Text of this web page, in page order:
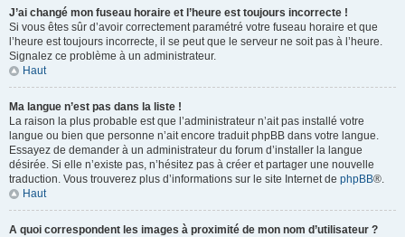
J’ai changé mon fuseau horaire et l’heure est toujours incorrecte !
Si vous êtes sûr d’avoir correctement paramétré votre fuseau horaire et que
l’heure est toujours incorrecte, il se peut que le serveur ne soit pas à l’heure.
Signalez ce problème à un administrateur.
Haut
Ma langue n’est pas dans la liste !
La raison la plus probable est que l’administrateur n’ait pas installé votre
langue ou bien que personne n’ait encore traduit phpBB dans votre langue.
Essayez de demander à un administrateur du forum d’installer la langue
désirée. Si elle n’existe pas, n’hésitez pas à créer et partager une nouvelle
traduction. Vous trouverez plus d’informations sur le site Internet de phpBB®.
Haut
A quoi correspondent les images à proximité de mon nom d’utilisateur ?